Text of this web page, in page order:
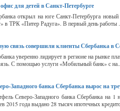
для детей в Санкт-Петербурге
открыл на юге Санкт-Петербурга
в ТРК «Питер Радуга». В первый день работы
связь совершили клиенты Сбербанка в
уверенно лидирует в регионе на рынке
С помощью услуги «Мобильный банк» с
Западного банка Сбербанка вырос на
Северо-Западного банка Сбербанка на
2015 года выдано 28 тысяч ипотечных